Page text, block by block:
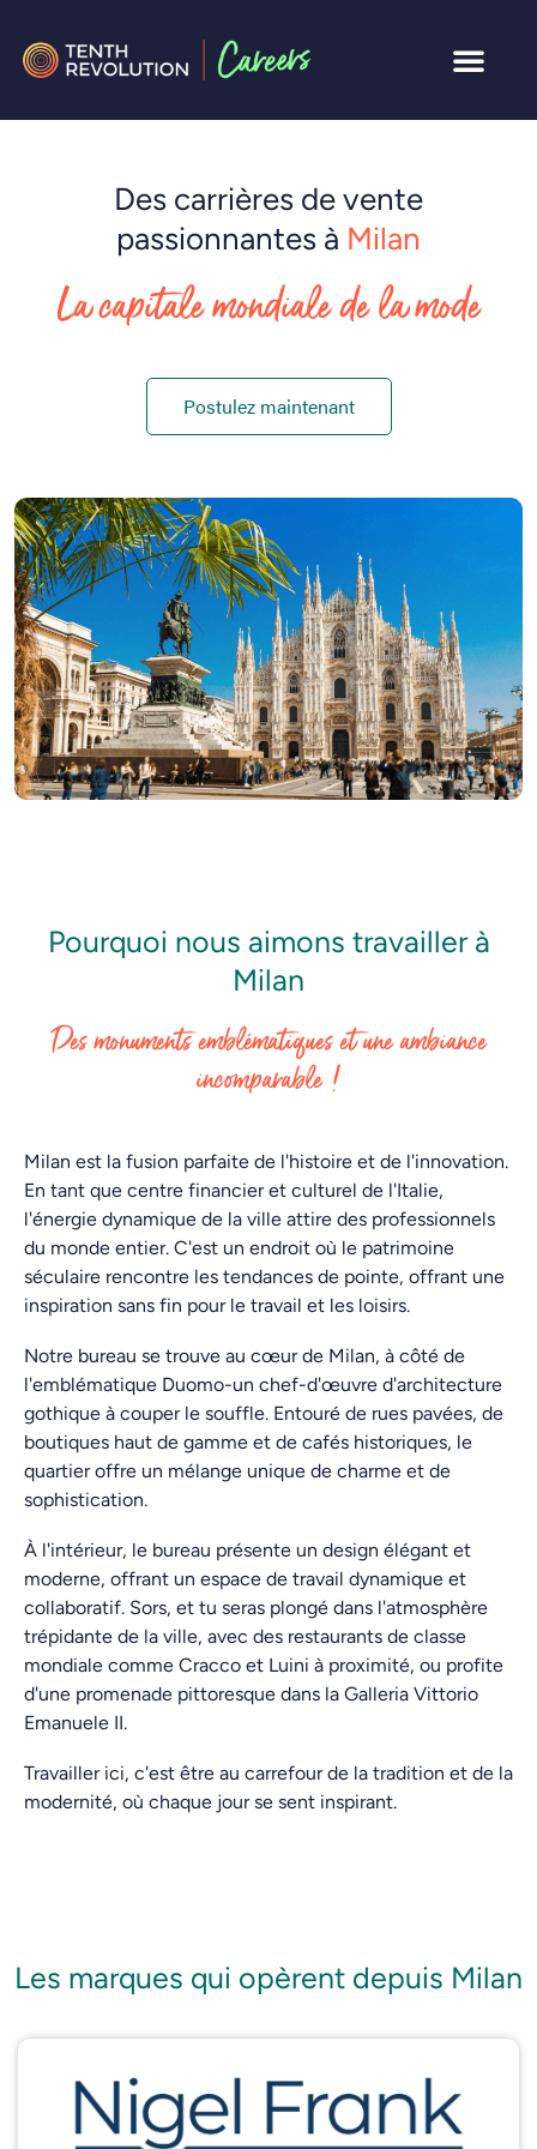
Des carrières de vente
passionnantes à Milan
La capitale mondiale de la mode
Postulez maintenant
Pourquoi nous aimons travailler à
Milan
Des monuments emblématiques et une ambiance
incomparable !
Milan est la fusion parfaite de l'histoire et de l'innovation.
En tant que centre financier et culturel de l'Italie,
l'énergie dynamique de la ville attire des professionnels
du monde entier. C'est un endroit où le patrimoine
séculaire rencontre les tendances de pointe, offrant une
inspiration sans fin pour le travail et les loisirs.
Notre bureau se trouve au cœur de Milan, à côté de
l'emblématique Duomo-un chef-d'œuvre d'architecture
gothique à couper le souffle. Entouré de rues pavées, de
boutiques haut de gamme et de cafés historiques, le
quartier offre un mélange unique de charme et de
sophistication.
À l'intérieur, le bureau présente un design élégant et
moderne, offrant un espace de travail dynamique et
collaboratif. Sors, et tu seras plongé dans l'atmosphère
trépidante de la ville, avec des restaurants de classe
mondiale comme Cracco et Luini à proximité, ou profite
d'une promenade pittoresque dans la Galleria Vittorio
Emanuele II.
Travailler ici, c'est être au carrefour de la tradition et de la
modernité, où chaque jour se sent inspirant.
Les marques qui opèrent depuis Milan